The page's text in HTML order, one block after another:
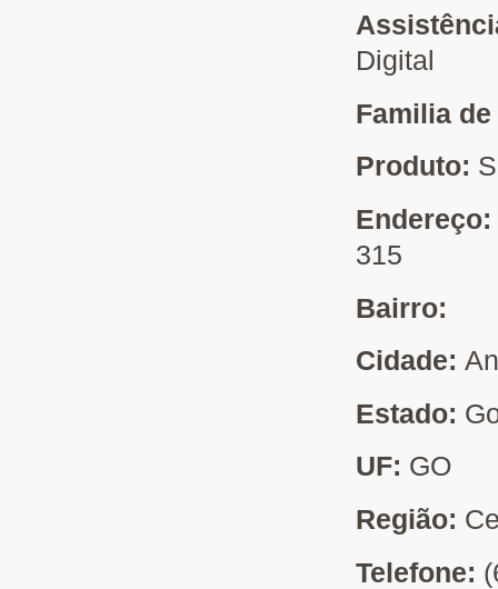
Digital
Familia
Produto:
Endereço:
315
Bairro:
Cidade:
Estado:
UF: GO
Região:
Telefone: